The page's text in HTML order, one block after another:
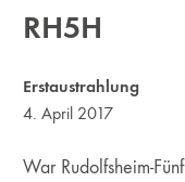
RH5H
Erstaustrahlung
4. April 2017
War Rudolfsheim-